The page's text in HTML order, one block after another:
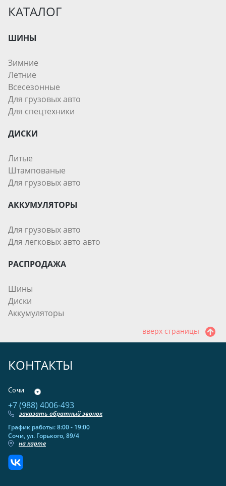
КАТАЛОГ
ШИНЫ
Зимние
Летние
Всесезонные
Для грузовых авто
Для спецтехники
ДИСКИ
Литые
Штампованые
Для грузовых авто
АККУМУЛЯТОРЫ
Для грузовых авто
Для легковых авто авто
РАСПРОДАЖА
Шины
Диски
Аккумуляторы
вверх страницы
КОНТАКТЫ
Сочи
+7 (988) 4006-493
заказать обратный звонок
График работы: 8:00 - 19:00
Сочи, ул. Горького, 89/4
на карте